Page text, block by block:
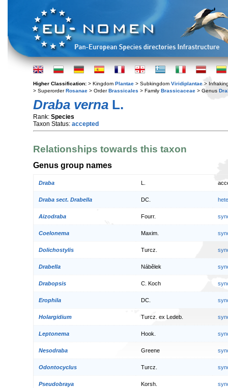
Higher Classification: > Kingdom Plantae > Subkingdom Viridiplantae >
> SuperorderRosanae > OrderBrassicales > Family Brassicaceae > Genus
Draba verna L.
Rank: Species
Taxon Status: accepted
Relationships towards this taxon
Genus group names
Draba
Draba sect. Drabella DC.
Aizodraba Fourr.
Coelonema Maxim.
Dolichostylis Turcz.
Drabella Nábělek
Drabopsis C. Koch
Erophila DC.
Holargidium Turcz. ex Ledeb.
Leptonema Hook.
Nesodraba Greene
Odontocyclus Turcz.
Pseudobraya Korsh.